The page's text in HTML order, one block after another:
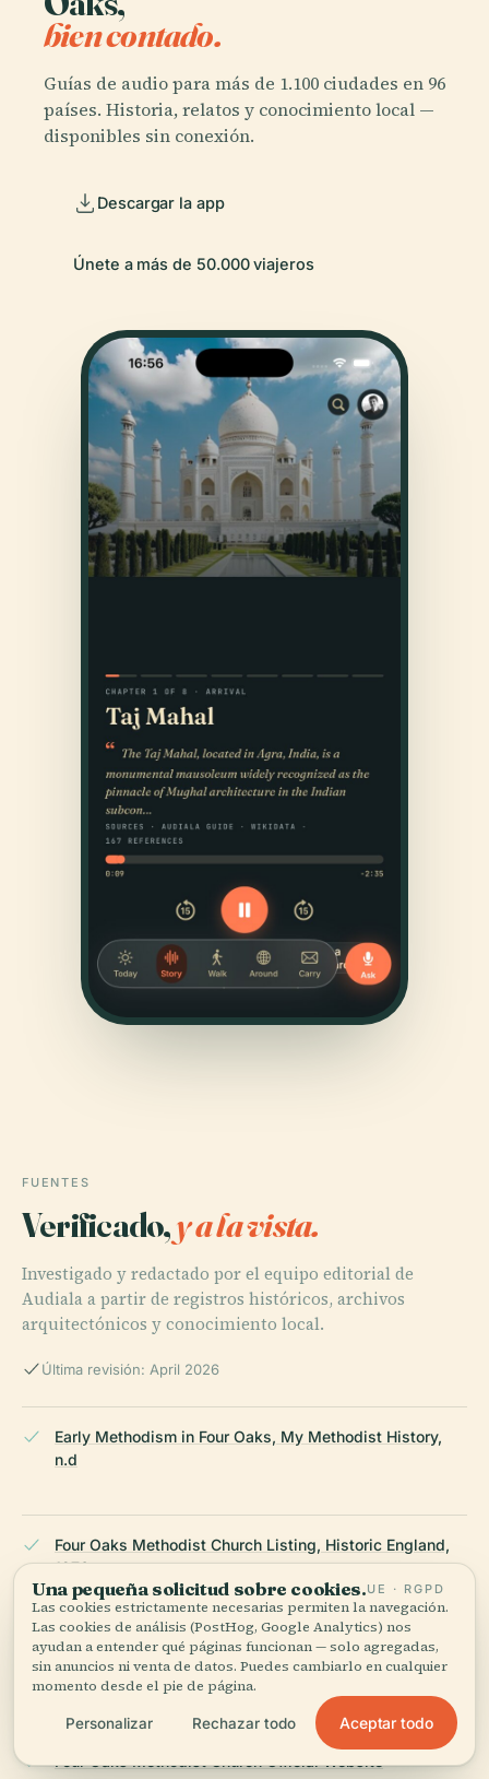
bien contado.
Guías de audio para más de 1.100 ciudades en 96
países. Historia, relatos y conocimiento local —
disponibles sin conexión.
Descargar la app
Únete a más de 50.000 viajeros
FUENTES
Verificado,y a la vista.
Investigado y redactado por el equipo editorial de
Audiala a partir de registros históricos, archivos
arquitectónicos y conocimiento local.
Última revisión: April 2026
Early Methodism in Four Oaks, My Methodist History,
n.d
Four Oaks Methodist Church Listing, Historic England,
1976
Four Oaks Methodist Church Redevelopment Project,
KKE Architects, 2018
Four Oaks Methodist Church Official Website
Una pequeña solicitud sobre cookies.UE · RGPD
Las cookies estrictamente necesarias permiten la navegación.
Las cookies de análisis (PostHog, Google Analytics) nos
ayudan a entender qué páginas funcionan — solo agregadas,
sin anuncios ni venta de datos. Puedes cambiarlo en cualquier
momento desde el pie de página.
Personalizar Rechazar todo Aceptar todo